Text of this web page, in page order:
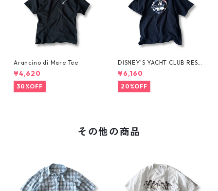
Arancino di Mare Tee
¥4,620
30%OFF
DISNEY'S YACHT CLUB RESO
RT Tee
¥6,160
20%OFF
その他の商品